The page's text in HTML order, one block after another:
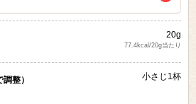
20g
77.4kcal/20g当たり
整） 小さじ1杯